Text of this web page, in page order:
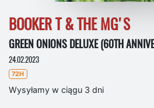
BOOKER T & THE MG'S
GREEN ONIONS DELUXE (60TH
24.02.2023
72H
Wysyłamy w ciągu 3 dni